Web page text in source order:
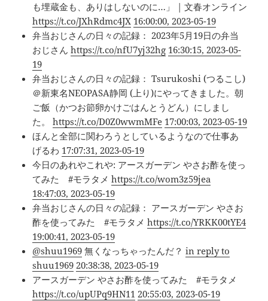
も埋蔵金も、ありはしないのに…」 | 文春オンライン
https://t.co/JXhRdmc4JX 16:00:00, 2023-05-19
弁当おじさんの日々の記録： 2023年5月19日の弁当
おじさんhttps://t.co/nfU7yj32hg 16:30:15, 2023-05-
19
弁当おじさんの日々の記録： Tsurukoshi (つるこし)
＠新東名NEOPASA静岡 (上り)にやってきました。朝
ご飯（かつお節卵かけごはんとうどん）にしまし
た。https://t.co/D0Z0wwmMFe 17:00:03, 2023-05-19
ほんと全部に関わろうとしているようなので仕事あ
げるわ 17:07:31, 2023-05-19
今日のあれやこれや: アースガーデン やさお酢を使っ
てみた #モラタメhttps://t.co/wom3z59jea
18:47:03, 2023-05-19
弁当おじさんの日々の記録： アースガーデン やさお
酢を使ってみた #モラタメhttps://t.co/YRKK00tYE4
19:00:41, 2023-05-19
@shuu1969 無くなっちゃったんだ？in reply to
shuu1969 20:38:38, 2023-05-19
アースガーデン やさお酢を使ってみた #モラタメ
https://t.co/upUPq9HN11 20:55:03, 2023-05-19